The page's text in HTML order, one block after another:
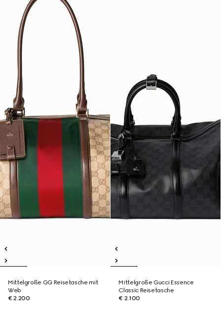
Mittelgroße GG Reisetasche mit
Web
€ 2.200
Mittelgroße Gucci Essence
Classic Reisetasche
€ 2.100